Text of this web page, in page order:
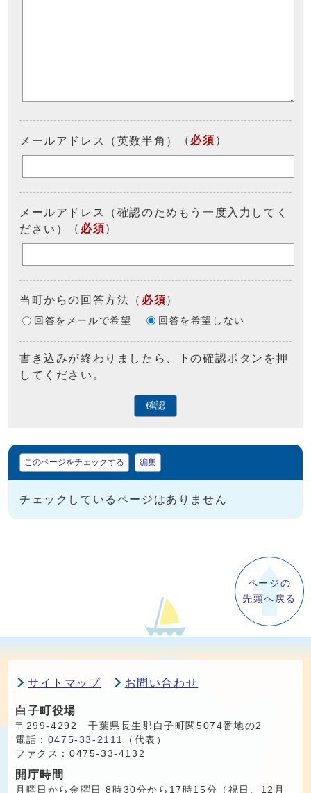
メールアドレス（英数半角） （ 必須 ）
メールアドレス（確認のためもう一度入力してく
ださい）
（ 必須）
当町からの回答方法 （ 必須）
回答をメールで希望 回答を希望しない
書き込みが終わりましたら、下の確認ボタンを押
してください。
確認
マイページ
このページをチェックする 編集
チェックしているページはありません
ページの
先頭へ戻る
サイトマップ お問い合わせ
白子町役場
〒299-4292 千葉県長生郡白子町関5074番地の2
電話： 0475-33-2111
（代表）
ファクス：0475-33-4132
開庁時間
月曜日から金曜日 8時30分から17時15分（祝日、12月